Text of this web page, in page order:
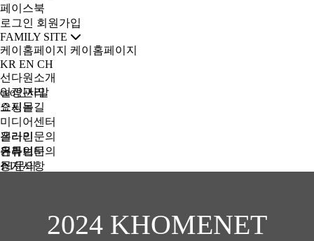
페이스북
로그인 회원가입
FAMILY SITE
케이홈페이지
케이홈페이지
KR EN CH
선다원소개
ceo인사말
오시는길
일정관리
쇼핑몰
미디어센터
갤러리
유튜브
온라인문의
온라인문의
1:1문의
커뮤니티
공지사항
2024 KHOMENET